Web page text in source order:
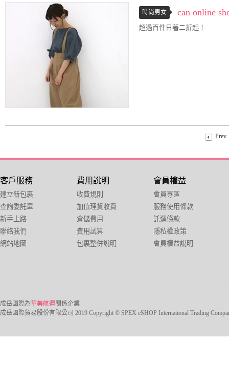
時尚男女 can online
超過百件日著二折起！
Prev
客戶服務
建立新包裹
查詢委託單
新手上路
聯絡我們
網站地圖
費用說明
收費規則
加值理貨收費
倉儲費用
費用試算
包裏整併說明
會員權益
會員專區
服務使用條款
託運條款
隱私權政策
會員權益說明
成岳國際為華美航運關係企業
成岳國際貿易股份有限公司 2019 Copyright © SPEX eSHOP International Trading